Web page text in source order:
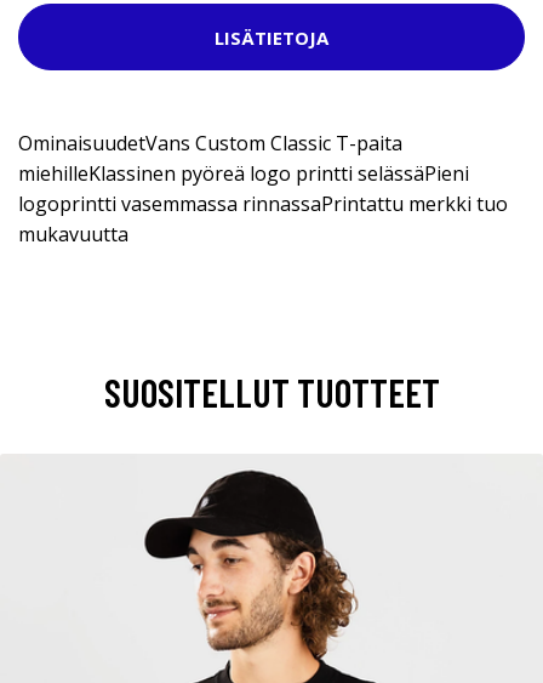
LISÄTIETOJA
OminaisuudetVans Custom Classic T-paita
miehilleKlassinen pyöreä logo printti selässäPieni
logoprintti vasemmassa rinnassaPrintattu merkki tuo
mukavuutta
SUOSITELLUT TUOTTEET